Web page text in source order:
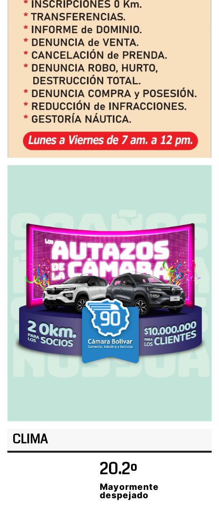
CLIMA
20.2º
Mayormente
despejado